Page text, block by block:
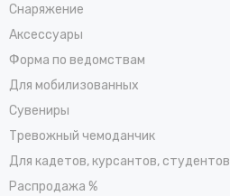
Снаряжение
Аксессуары
Форма по ведомствам
Для мобилизованных
Сувениры
Тревожный чемоданчик
Для кадетов, курсантов, студентов
Распродажа %